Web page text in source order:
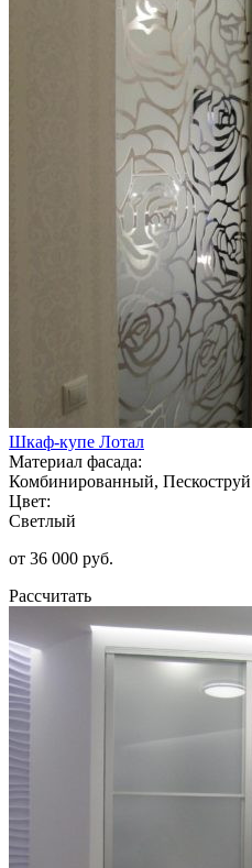
Шкаф-купе Лотал
Материал фасада:
Комбинированный, Пескоструй
Цвет:
Светлый
от 36 000 руб.
Рассчитать